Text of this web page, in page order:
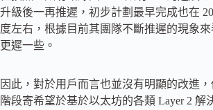
升級後一再推遲，初步計劃最早完成也在
度左右，根據目前其團隊不斷推遲的現象
更遲一些。
因此，對於用戶而言也並沒有明顯的改進
階段寄希望於基於以太坊的各類 Layer 2 解